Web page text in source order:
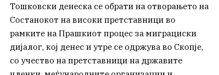
Тошковски денеска се обрати на отворањето на
Состанокот на високи претставници во
рамките на Прашкиот процес за миграциски
дијалог, кој денес и утре се одржува во Скопје,
со учество на претставници на државите